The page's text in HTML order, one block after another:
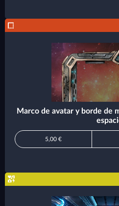
Marco de avatar y borde de
5,00 €